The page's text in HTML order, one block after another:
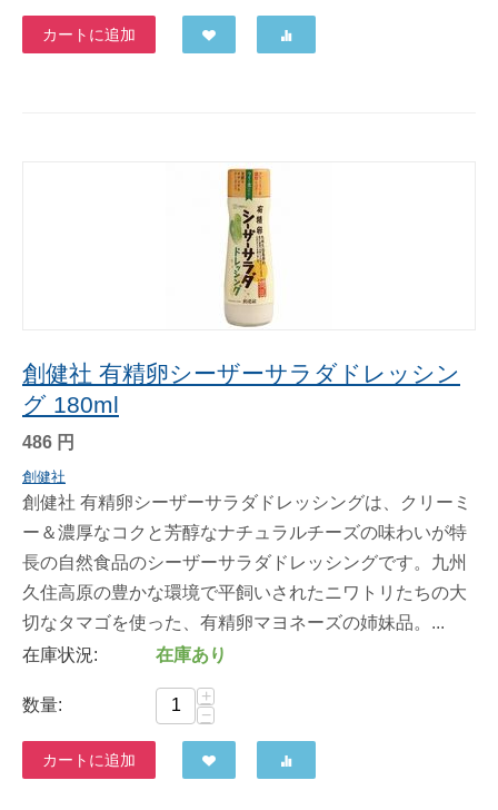
カートに追加
創健社 有精卵シーザーサラダドレッシン
グ 180ml
486 円
創健社
創健社 有精卵シーザーサラダドレッシングは、クリーミ
ー＆濃厚なコクと芳醇なナチュラルチーズの味わいが特
長の自然食品のシーザーサラダドレッシングです。九州
久住高原の豊かな環境で平飼いされたニワトリたちの大
切なタマゴを使った、有精卵マヨネーズの姉妹品。...
在庫状況:
在庫あり
数量:
+
−
カートに追加